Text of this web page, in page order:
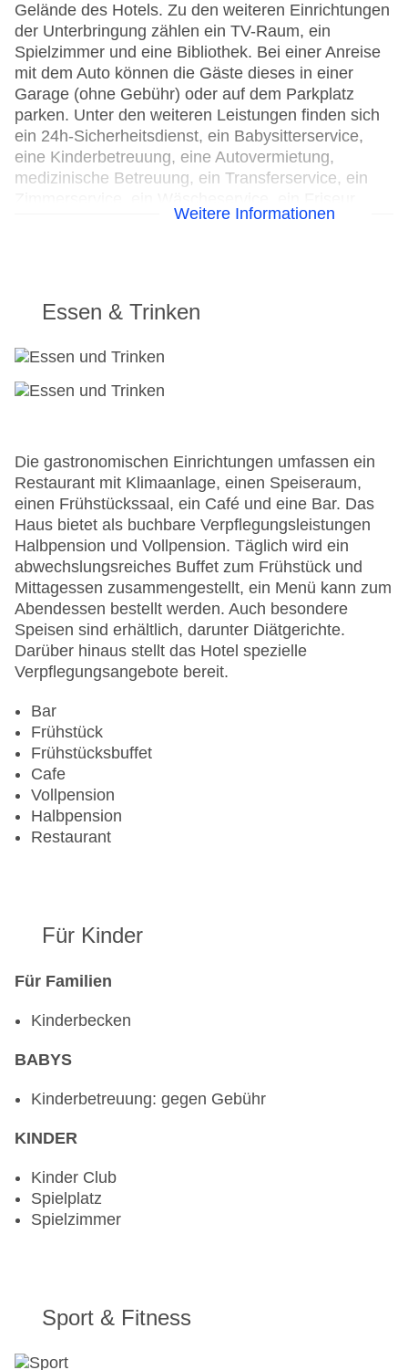
Gelände des Hotels. Zu den weiteren Einrichtungen
der Unterbringung zählen ein TV-Raum, ein
Spielzimmer und eine Bibliothek. Bei einer Anreise
mit dem Auto können die Gäste dieses in einer
Garage (ohne Gebühr) oder auf dem Parkplatz
parken. Unter den weiteren Leistungen finden sich
ein 24h-Sicherheitsdienst, ein Babysitterservice,
eine Kinderbetreuung, eine Autovermietung,
medizinische Betreuung, ein Transferservice, ein
eine Münzwäscherei und ein eigener Shuttlebus.
weiter und bietet ein Faxgerät an.
Parkplatz
Check-in von: 16:00:01
Garten: ohne Gebühr
Hoteleröffnung: 1995
Hotelsafe
WLAN/WiFi im Hotel
Minimarkt
Anzahl der Konferenzräume: 1
Zimmerservice
Gesamtanzahl der Stockwerke: 2
Gesamtanzahl der Zimmer: 121
Pools:Kinderbecken, Outdoor Pool,
Sonnenschirme am Pool, Liegen am Pool: gegen
Zahlungsarten: American Express, Diners Club,
Mastercard, Visa
Landeskategorie: 4 Sterne
Weitere Informationen
Essen & Trinken
Die gastronomischen Einrichtungen umfassen ein
Restaurant mit Klimaanlage, einen Speiseraum,
einen Frühstückssaal, ein Café und eine Bar. Das
Haus bietet als buchbare Verpflegungsleistungen
Halbpension und Vollpension. Täglich wird ein
abwechslungsreiches Buffet zum Frühstück und
Mittagessen zusammengestellt, ein Menü kann zum
Abendessen bestellt werden. Auch besondere
Speisen sind erhältlich, darunter Diätgerichte.
Darüber hinaus stellt das Hotel spezielle
Verpflegungsangebote bereit.
Bar
Frühstück
Frühstücksbuffet
Cafe
Vollpension
Halbpension
Restaurant
Für Kinder
Für Familien
Kinderbecken
BABYS
Kinderbetreuung: gegen Gebühr
KINDER
Kinder Club
Spielplatz
Spielzimmer
Sport & Fitness